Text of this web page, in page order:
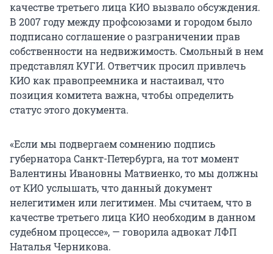
качестве третьего лица КИО вызвало обсуждения.
В 2007 году между профсоюзами и городом было
подписано соглашение о разграничении прав
собственности на недвижимость. Смольный в нем
представлял КУГИ. Ответчик просил привлечь
КИО как правопреемника и настаивал, что
позиция комитета важна, чтобы определить
статус этого документа.
«Если мы подвергаем сомнению подпись
губернатора Санкт-Петербурга, на тот момент
Валентины Ивановны Матвиенко, то мы должны
от КИО услышать, что данный документ
нелегитимен или легитимен. Мы считаем, что в
качестве третьего лица КИО необходим в данном
судебном процессе», — говорила адвокат ЛФП
Наталья Черникова.